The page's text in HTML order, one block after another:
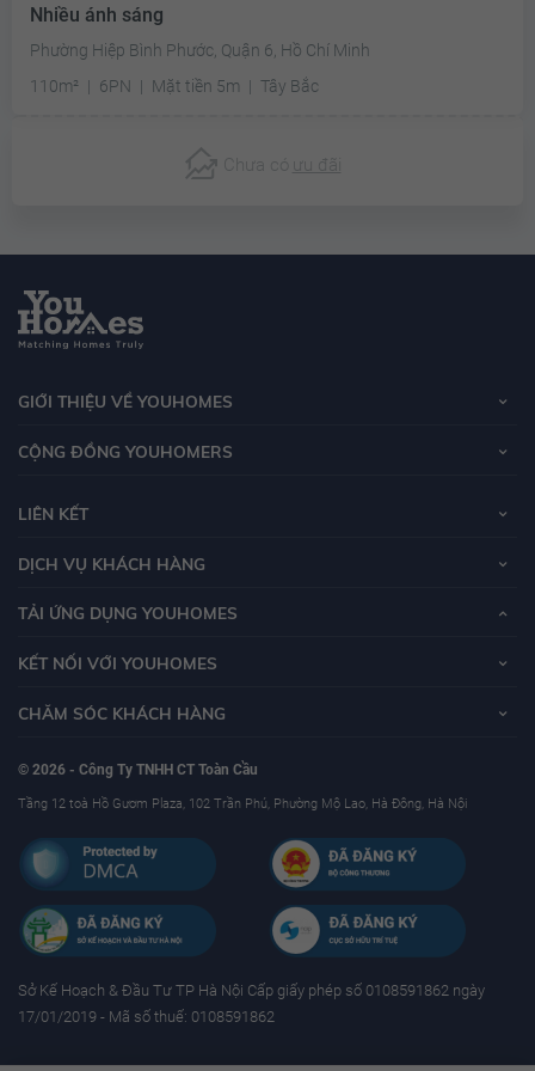
Nhiều ánh sáng
Phường Hiệp Bình Phước, Quận 6, Hồ Chí Minh
110m²
6PN Mặt tiền 5m Tây Bắc
Chưa có ưu đãi
GIỚI THIỆU VỀ YOUHOMES
CỘNG ĐỒNG YOUHOMERS
LIÊN KẾT
DỊCH VỤ KHÁCH HÀNG
TẢI ỨNG DỤNG YOUHOMES
KẾT NỐI VỚI YOUHOMES
CHĂM SÓC KHÁCH HÀNG
© 2026 - Công Ty TNHH CT Toàn Cầu
Tầng 12 toà Hồ Gươm Plaza, 102 Trần Phú, Phường Mộ Lao, Hà Đông, Hà Nội
Sở Kế Hoạch & Ðầu Tư TP Hà Nội Cấp giấy phép số 0108591862 ngày
17/01/2019 - Mã số thuế: 0108591862